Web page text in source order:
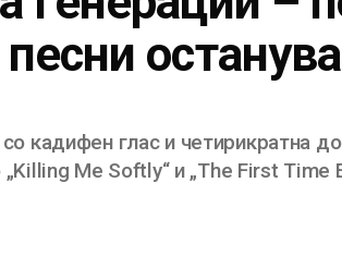
кадифен глас и четирикратна
Me Softly“ и „The First Time